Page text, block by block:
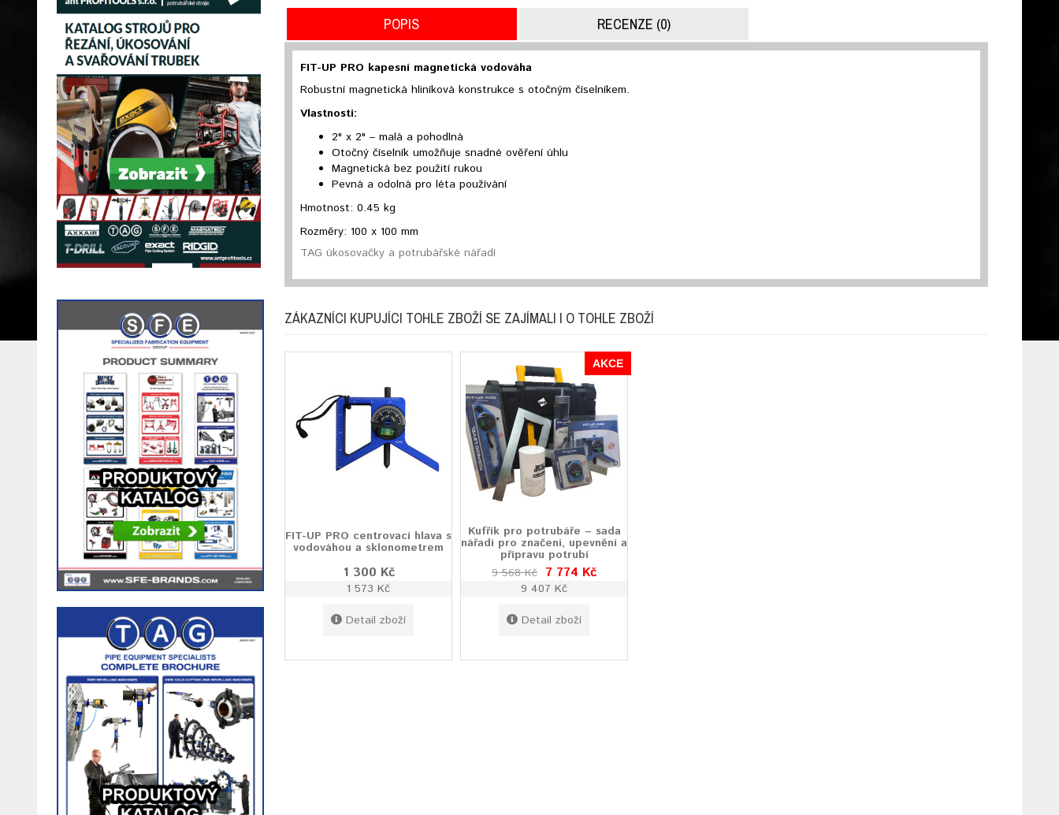
POPIS RECENZE (0)
FIT-UP PRO kapesní magnetická vodováha
Robustní magnetická hliníková konstrukce s otočným číselníkem.
Vlastnosti:
2" x 2" – malá a pohodlná
Otočný číselník umožňuje snadné ověření úhlu
Magnetická bez použití rukou
Pevná a odolná pro léta používání
Hmotnost: 0.45 kg
Rozměry: 100 x 100 mm
TAG úkosovačky a potrubářské nářadí
ZÁKAZNÍCI KUPUJÍCI TOHLE ZBOŽÍ SE ZAJÍMALI I O TOHLE ZBOŽÍ
FIT-UP PRO centrovací hlava s
vodováhou a sklonometrem
1 300 Kč
1 573 Kč
Detail zboží
AKCE
Kufřík pro potrubáře – sada
nářadí pro značení, upevnění a
přípravu potrubí
9 568 Kč 7 774 Kč
9 407 Kč
Detail zboží